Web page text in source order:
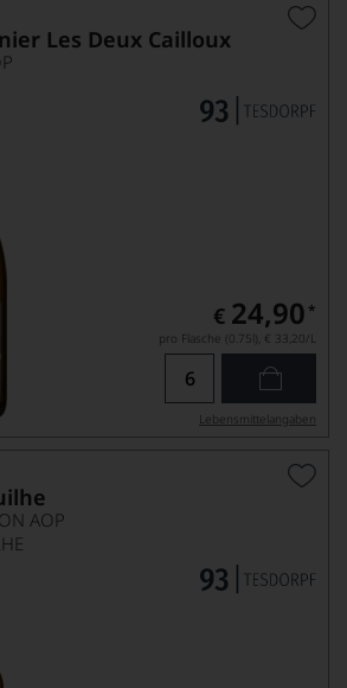
Les Deux Cailloux
€ 24,90 *
pro Flasche (0.75l), € 33,20/L
Lebensmittel­angaben
AOP